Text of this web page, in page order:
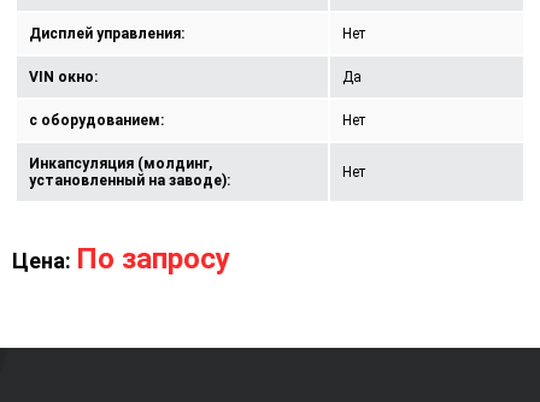
Дисплей управления: Нет
VIN окно: Да
с оборудованием: Нет
Инкапсуляция (молдинг,
установленный на заводе):
Нет
Цена: По запросу